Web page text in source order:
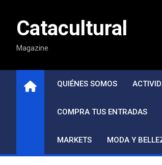
contenidoCatacultural
Magazine
QUIÉNES SOMOS
COMPRA TUS ENTRADAS
MARKETS MODA Y